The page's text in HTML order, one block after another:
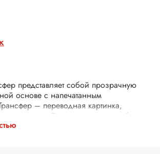
представляет собой прозрачную
основе с напечатанным
– переводная картинка,
помощью Ваше изделие приобретет
уникальность. Трансферной бумагой